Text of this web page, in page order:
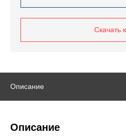
Скачать
Описание
Описание